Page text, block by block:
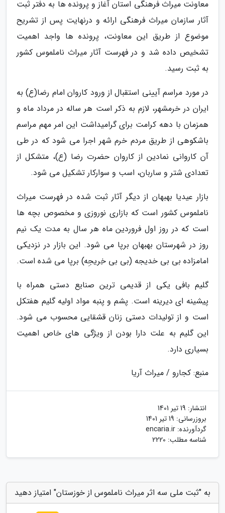
معاونت میراث فرهنگی استان آغاز و پرونده ها به دفتر ثبت
آثار سازمان میراث فرهنگی ارائه و درنهایت پس از تشریح
موضوع از طریق این معاونت، پرونده ها واجد اهمیت
تشخیص داده شد و در فهرست آثار میراث ناملموس کشور
به ثبت رسید.
در مورد مراسم آیینی استقبال از ورود کاروان امام رضا(ع) به
ایران در خرمشهر، لازم به ذکر است هر ساله در مرداد ماه و
همزمان با دهه کرامت برای گرامیداشت این امر مهم مراسم
باشکوهی از طریق مردم خرم شهر اجرا می شود که در طی
آن کاروانی نمادین از کاروان حضرت رضا (ع)، متشکل از
تعدادی شتر و ساربان، اسب و سوارکار تشکیل می ­شود.
بازار عیدیا بهبهان از دیگر آثار ثبت شده در فهرست میراث
ناملموس کشور است که بازاری نوروزی و مخصوص بچه ها
است که در روز اول فروردین ماه هر سال به مدت یک نیم
روز در شهرستان بهبهان برپا می شود. این بازار در نزدیکی
امامزاده بی ­بی ­خدیجه (بی بی خِریجِه) برپا می ­شده است.
گلیم­ بافی یکی از قدیمی ترین صنایع دستی همراه با
پیشینه ­ای دیرینه است. پشم و پنبه مواد اولیه­ گلیم­ هفتکل
است و از تولیدات دستی زنان قشقایی محسوب می شود.
این گلیم به علت دارا بودن از ویژگی های خاص اهمیت
بسیاری دارد.
منبع: کجارو / میراث آریا
انتشار: 19 تیر 1401
بروزرسانی: 19 تیر 1401
گردآورنده: encaria.ir
شناسه مطلب: 2220
به "ثبت ملی سه اثر میراث ناملموس از خوزستان" امتیاز دهید